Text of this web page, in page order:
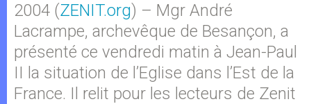
2004 (ZENIT.org) – Mgr André
Lacrampe, archevêque de Besançon, a
présenté ce vendredi matin à Jean-Paul
II la situation de l’Eglise dans l’Est de la
France. Il relit pour les lecteurs de Zenit